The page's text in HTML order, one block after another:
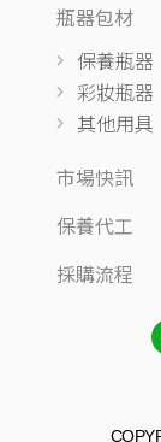
瓶器包材
保養瓶器
彩妝瓶器
其他用具
市場快訊
保養代工
採購流程